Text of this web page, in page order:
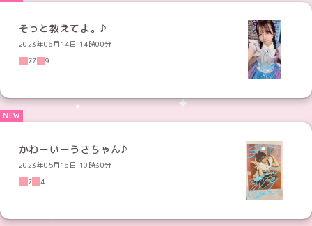
そっと教えてよ。♪
2023年06月14日 14時00分
77
9
かわーいーうさちゃん♪
2023年05月16日 10時30分
7
4